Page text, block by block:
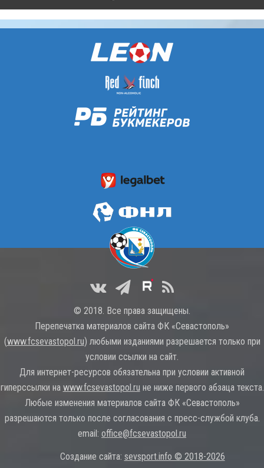
© 2018. Все права защищены.
Перепечатка материалов сайта ФК «Севастополь»
(www.fcsevastopol.ru) любыми изданиями разрешается только при
условии ссылки на сайт.
Для интернет-ресурсов обязательна при условии активной
гиперссылки на www.fcsevastopol.ru не ниже первого абзаца текста.
Любые изменения материалов сайта ФК «Севастополь»
разрешаются только после согласования с пресс-службой клуба.
email: office@fcsevastopol.ru
Создание сайта: sevsport.info © 2018-2026